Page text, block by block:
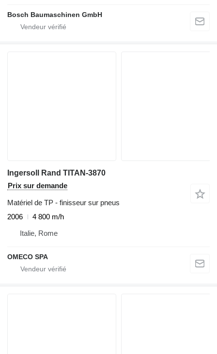
Bosch Baumaschinen GmbH
Ingersoll Rand TITAN-3870
Prix sur demande
Matériel de TP - finisseur sur pneus
2006
4 800 m/h
Italie, Rome
OMECO SPA